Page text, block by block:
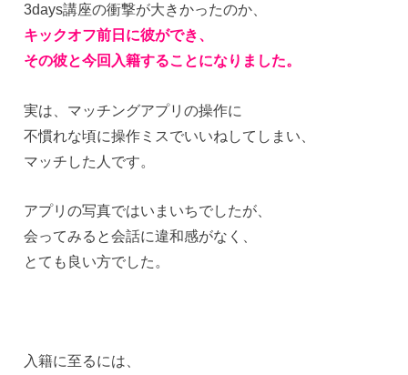
3days講座の衝撃が大きかったのか、
キックオフ前日に彼ができ、
その彼と今回入籍することになりました。
実は、マッチングアプリの操作に
不慣れな頃に操作ミスでいいねしてしまい、
マッチした人です。
アプリの写真ではいまいちでしたが、
会ってみると会話に違和感がなく、
とても良い方でした。
入籍に至るには、